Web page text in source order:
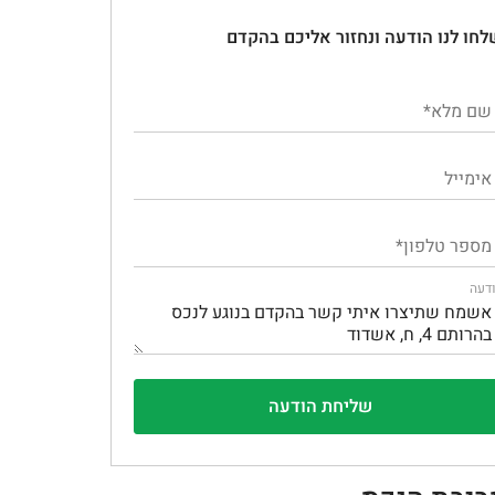
לנו הודעה ונחזור אליכם בהקדם